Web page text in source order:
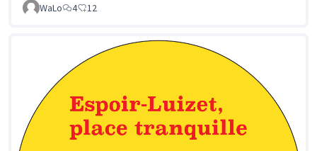
WaLo 4 12